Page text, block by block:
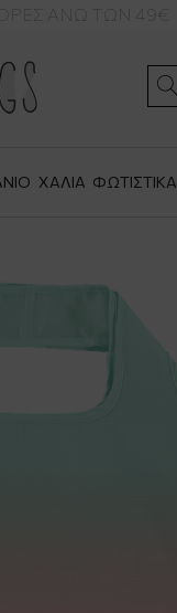
ΑΝΩ ΤΩΝ 49€
ΧΑΛΙΑ ΦΩΤΙΣΤΙΚΑ